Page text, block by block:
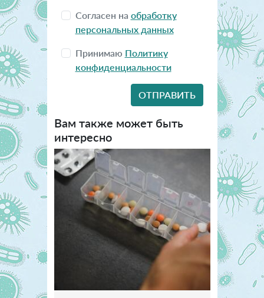
Согласен на обработку
персональных данных
Принимаю Политику
конфиденциальности
Вам также может быть
интересно